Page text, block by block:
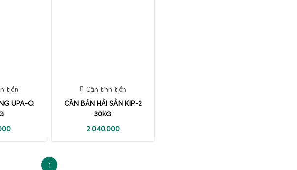
tiền
UPA-Q
Cân tính tiền
CÂN BÁN HẢI SẢN KIP-2
30KG
2.040.000
1